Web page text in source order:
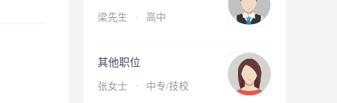
梁先生 · 高中
其他职位
张女士 · 中专/技校